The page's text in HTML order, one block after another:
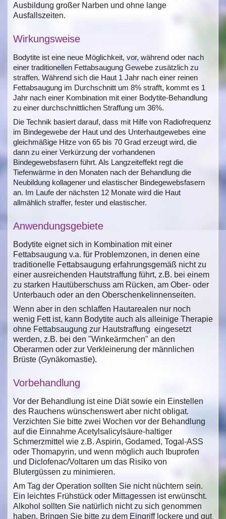
Ausbildung großer Narben und ohne lange
Ausfallszeiten.
Wirkungsweise
Bodytite ist eine neue Möglichkeit, vor, während oder nach
einer traditionellen Fettabsaugung Gewebe zusätzlich zu
straffen. Während sich die Haut 1 Jahr nach einer reinen
Fettabsaugung im Durchschnitt um 8% strafft, kommt es 1
Jahr nach einer Kombination mit einer Bodytite-Behandlung
zu einer durchschnittlichen Straffung um 36%.
Die Technik basiert darauf, dass mit Hilfe von Radiofrequenz
im Bindegewebe der Haut und des Unterhautgewebes eine
gleichmäßige Hitze von 65 bis 70 Grad erzeugt wird, die
dann zu einer Verkürzung der vorhandenen
Bindegewebsfasern führt. Als Langzeiteffekt regt die
Tiefenwärme in den Monaten nach der Behandlung die
Neubildung kollagener und elastischer Bindegewebsfasern
an. Im Laufe der nächsten 12 Monate wird die Haut
allmählich straffer, fester und elastischer.
Anwendungsgebiete
Bodytite eignet sich in Kombination mit einer
Fettabsaugung v.a. für Problemzonen, in denen eine
traditionelle Fettabsaugung erfahrungsgemäß nicht zu
einer ausreichenden Hautstraffung führt, z.B. bei einem
zu starken Hautüberschuss am Rücken, am Ober- oder
Unterbauch oder an den Oberschenkelinnenseiten.
Wenn aber in den schlaffen Hautarealen nur noch
wenig Fett ist, kann Bodytite auch als alleinige Therapie
ohne Fettabsaugung zur Hautstraffung eingesetzt
werden, z.B. bei den "Winkeärmchen" an den
Oberarmen oder zur Verkleinerung der männlichen
Brüste (Gynäkomastie).
Vorbehandlung
Vor der Behandlung ist eine Diät sowie ein Einstellen
des Rauchens wünschenswert aber nicht obligat.
Verzichten Sie bitte zwei Wochen vor der Behandlung
auf die Einnahme Acetylsalicylsäure-haltiger
Schmerzmittel wie z.B. Aspirin, Godamed, Togal-ASS
oder Thomapyrin, und wenn möglich auch Ibuprofen
und Diclofenac/Voltaren um das Risiko von
Blutergüssen zu minimieren.
Am Tag der Operation sollten Sie nicht nüchtern sein.
Ein leichtes Frühstück oder Mittagessen ist erwünscht.
Alkohol sollten Sie natürlich nicht zu sich genommen
haben. Bringen Sie bitte zu dem Eingriff lockere und gut